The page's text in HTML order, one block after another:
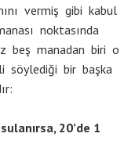
vermiş gibi kabul
noktasında
beş manadan biri o
söylediği bir başka
20’de 1